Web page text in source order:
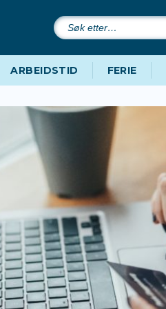
Søk
etter…
ARBEIDSTID FERIE